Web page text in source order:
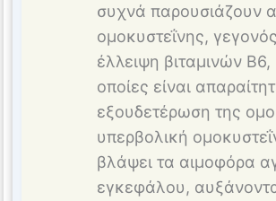
συχνά παρουσιάζουν
ομοκυστεΐνης,
έλλειψη βιταμινών Β6,
οποίες είναι
εξουδετέρωση της
υπερβολική
βλάψει τα αιμοφόρα
εγκεφάλου,